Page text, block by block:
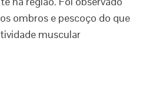
ombros e pescoço do que
muscular